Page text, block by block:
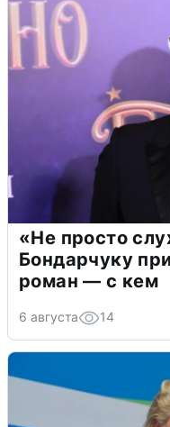
«Не просто
Бондарчуку
роман — с кем
6 августа 14